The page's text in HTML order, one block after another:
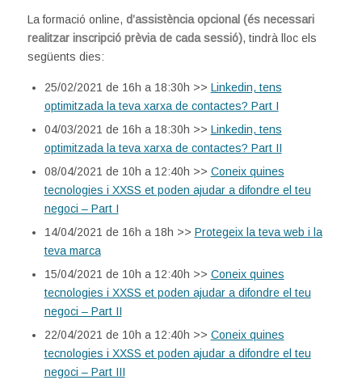
La formació online, d’assistència opcional (és necessari
realitzar inscripció prèvia de cada sessió), tindrà lloc els
següents dies:
25/02/2021 de 16h a 18:30h >> Linkedin, tens
optimitzada la teva xarxa de contactes? Part I
04/03/2021 de 16h a 18:30h >> Linkedin, tens
optimitzada la teva xarxa de contactes? Part II
08/04/2021 de 10h a 12:40h >> Coneix quines
tecnologies i XXSS et poden ajudar a difondre el teu
negoci – Part I
14/04/2021 de 16h a 18h >> Protegeix la teva web i la
teva marca
15/04/2021 de 10h a 12:40h >> Coneix quines
tecnologies i XXSS et poden ajudar a difondre el teu
negoci – Part II
22/04/2021 de 10h a 12:40h >> Coneix quines
tecnologies i XXSS et poden ajudar a difondre el teu
negoci – Part III